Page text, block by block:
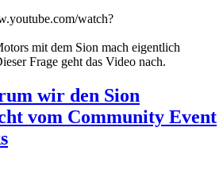
watch?
mit dem Sion mach eigentlich
Frage geht das Video nach.
wir den Sion
vom Community Event